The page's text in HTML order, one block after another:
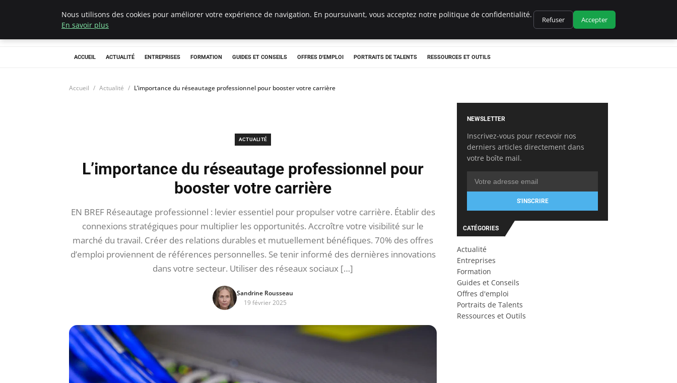
Chasseur De Tête
ACCUEIL ACTUALITÉ ENTREPRISES FORMATION GUIDES ET CONSEILS OFFRES D'EMPLOI PORTRAITS DE TALENTS RESSOURCES ET OUTILS
Accueil Actualité L’importance du réseautage professionnel pour booster votre carrière
ACTUALITÉ
L’importance du réseautage professionnel pour
booster votre carrière
EN BREF Réseautage professionnel : levier essentiel pour propulser votre carrière. Établir des
connexions stratégiques pour multiplier les opportunités. Accroître votre visibilité sur le
marché du travail. Créer des relations durables et mutuellement bénéfiques. 70% des offres
d’emploi proviennent de références personnelles. Se tenir informé des dernières innovations
dans votre secteur. Utiliser des réseaux sociaux […]
Sandrine Rousseau
19 février 2025
NEWSLETTER
Inscrivez-vous pour recevoir nos
derniers articles directement dans
votre boîte mail.
S'INSCRIRE
CATÉGORIES
Actualité
Entreprises
Formation
Guides et Conseils
Offres d'emploi
Portraits de Talents
Ressources et Outils
Nous utilisons des cookies pour améliorer votre expérience de navigation. En poursuivant, vous acceptez notre politique de confidentialité.
En savoir plus
Refuser Accepter